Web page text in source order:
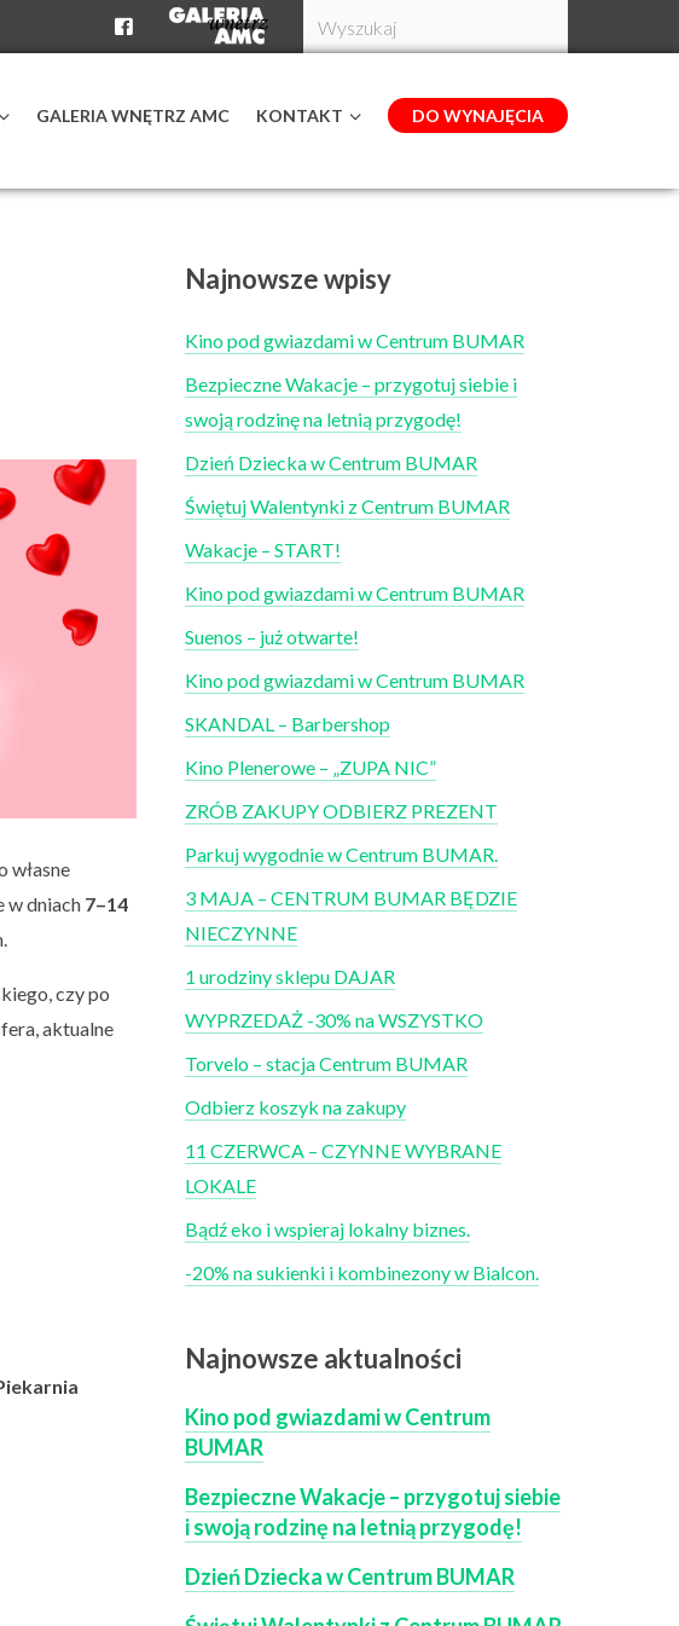
GALERIA WNĘTRZ AMC KONTAKT DO WYNAJĘCIA
własne
w dniach 7–14
czy po
aktualne
Najnowsze wpisy
Kino pod gwiazdami w Centrum BUMAR
Bezpieczne Wakacje – przygotuj siebie i
swoją rodzinę na letnią przygodę!
Dzień Dziecka w Centrum BUMAR
Świętuj Walentynki z Centrum BUMAR
Wakacje – START!
Kino pod gwiazdami w Centrum BUMAR
Suenos – już otwarte!
Kino pod gwiazdami w Centrum BUMAR
SKANDAL – Barbershop
Kino Plenerowe – „ZUPA NIC”
ZRÓB ZAKUPY ODBIERZ PREZENT
Parkuj wygodnie w Centrum BUMAR.
3 MAJA – CENTRUM BUMAR BĘDZIE
NIECZYNNE
1 urodziny sklepu DAJAR
WYPRZEDAŻ -30% na WSZYSTKO
Torvelo – stacja Centrum BUMAR
Odbierz koszyk na zakupy
11 CZERWCA – CZYNNE WYBRANE
LOKALE
Bądź eko i wspieraj lokalny biznes.
-20% na sukienki i kombinezony w Bialcon.
Najnowsze aktualności
Kino pod gwiazdami w Centrum
BUMAR
Bezpieczne Wakacje – przygotuj siebie
i swoją rodzinę na letnią przygodę!
Dzień Dziecka w Centrum BUMAR